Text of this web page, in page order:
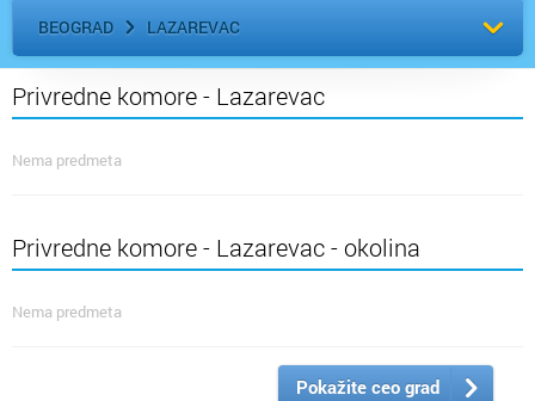
BEOGRAD LAZAREVAC
Privredne komore - Lazarevac
Nema predmeta
Privredne komore - Lazarevac - okolina
Nema predmeta
Pokažite ceo grad